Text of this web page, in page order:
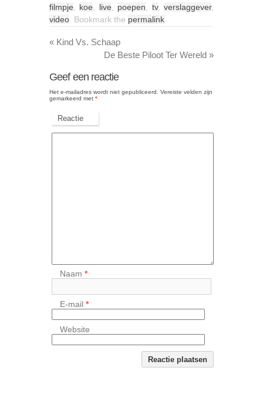
filmpje
koe live poepen tv,verslaggever,
video . Bookmark the permalink
« Kind Vs. Schaap
De Beste Piloot Ter Wereld »
Geef een reactie
Het e-mailadres wordt niet gepubliceerd.
Vereiste velden zijn
gemarkeerd met *
Reactie
Naam*
E-mail*
Website